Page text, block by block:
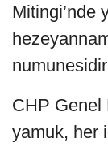
Mitingi’nde
CHP Genel
yamuk, her